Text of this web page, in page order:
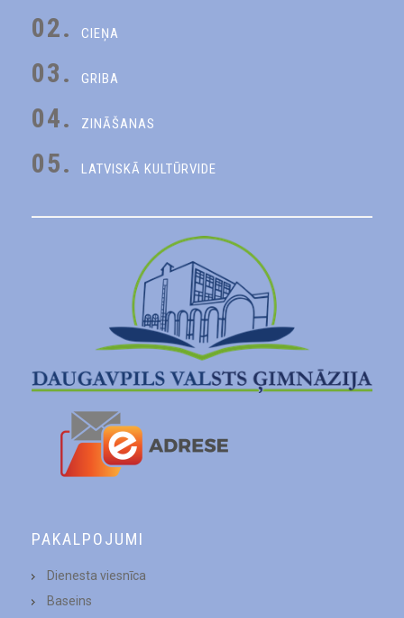
02. CIEŅA
03. GRIBA
04. ZINĀŠANAS
05. LATVISKĀ KULTŪRVIDE
PAKALPOJUMI
Dienesta viesnīca
Baseins